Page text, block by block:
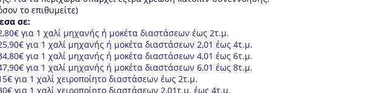
το επιθυμείτε)
σε:
για 1 χαλί μηχανής ή μοκέτα διαστάσεων έως 2τ.μ.
για 1 χαλί μηχανής ή μοκέτα διαστάσεων 2,01 έως 4τ.μ.
για 1 χαλί μηχανής ή μοκέτα διαστάσεων 4,01 έως 6τ.μ.
για 1 χαλί μηχανής ή μοκέτα διαστάσεων 6,01 έως 8τ.μ.
για 1 χαλί χειροποίητο διαστάσεων έως 2τ.μ.
για 1 χαλί χειροποίητο διαστάσεων 2,01τ.μ. έως 4τ.μ.